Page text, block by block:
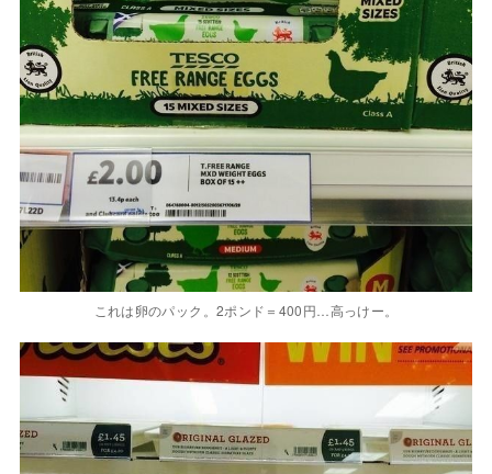
これは卵のパック。2ポンド＝400円…高っけー。